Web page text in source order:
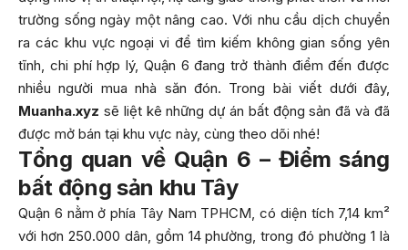
trường sống ngày một nâng cao. Với nhu cầu dịch chuyển
ra các khu vực ngoại vi để tìm kiếm không gian sống yên
tĩnh, chi phí hợp lý, Quận 6 đang trở thành điểm đến được
nhiều người mua nhà săn đón. Trong bài viết dưới đây,
Muanha.xyz sẽ liệt kê những dự án bất động sản đã và đã
được mở bán tại khu vực này, cùng theo dõi nhé!
Tổng quan về Quận 6 – Điểm sáng
bất động sản khu Tây
Quận 6 nằm ở phía Tây Nam TPHCM, có diện tích 7,14 km²
với hơn 250.000 dân, gồm 14 phường, trong đó phường 1 là